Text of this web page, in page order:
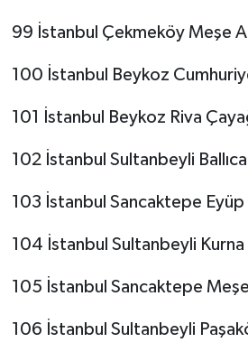
99 İstanbul Çekmeköy Meşe
100 İstanbul Beykoz
101 İstanbul Beykoz Riva
102 İstanbul Sultanbeyli Ballıca
103 İstanbul Sancaktepe Eyüp
104 İstanbul Sultanbeyli Kurna
105 İstanbul Sancaktepe
106 İstanbul Sultanbeyli